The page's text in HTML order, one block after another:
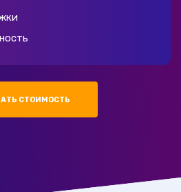
СТОИМОСТЬ